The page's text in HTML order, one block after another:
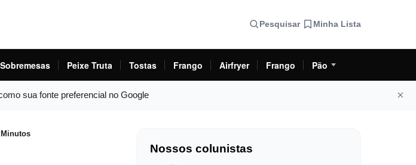
Pesquisar Minha Lista
Sobremesas Peixe Truta Tostas Frango Airfryer Frango Pão
sua fonte preferencial no Google
Minutos
Nossos colunistas